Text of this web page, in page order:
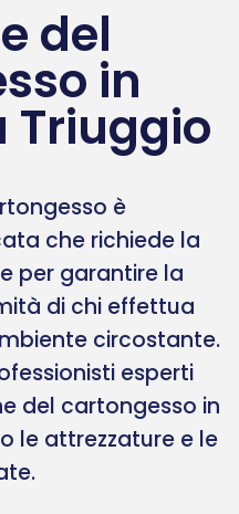
del
in
Triuggio
è
che richiede la
per garantire la
di chi effettua
circostante.
esperti
del cartongesso in
le attrezzature e le